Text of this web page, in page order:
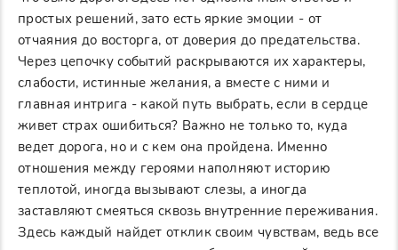
простых решений, зато есть яркие эмоции - от
отчаяния до восторга, от доверия до предательства.
Через цепочку событий раскрываются их характеры,
слабости, истинные желания, а вместе с ними и
главная интрига - какой путь выбрать, если в сердце
живет страх ошибиться? Важно не только то, куда
ведет дорога, но и с кем она пройдена. Именно
отношения между героями наполняют историю
теплотой, иногда вызывают слезы, а иногда
заставляют смеяться сквозь внутренние переживания.
Здесь каждый найдет отклик своим чувствам, ведь все